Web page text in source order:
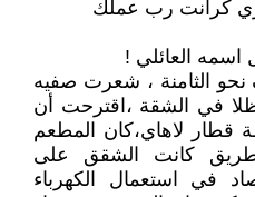
كرانت رب عملك
اسمه العائلي !
الثامنة ، شعرت صفيه
ظلا في الشقة ،اقترحت أن
قطار لاهاي،كان المطعم
كانت الشقق على
في استعمال الكهرباء